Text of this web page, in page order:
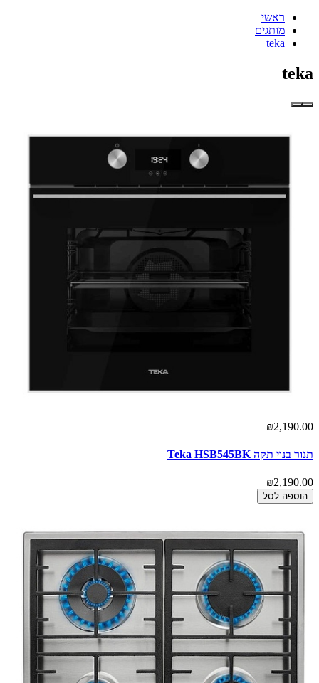
ראשי
מותגים
teka
teka
₪2,190.00
תנור בנוי תקה Teka HSB545BK
₪2,190.00
הוספה לסל